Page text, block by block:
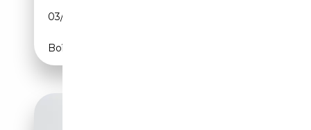
03/2006
Boîte automatique